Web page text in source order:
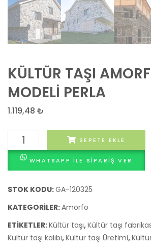
KÜLTÜR TAŞI
MODELİ PERLA
1.119,48 ₺
KÜLTÜR
TAŞI
AMORFO
PERLA
SEPETE EKLE
WHATSAPP ILE SIPARIŞ VER
STOK KODU:GA-120325
KATEGORILER:Amorfo
ETIKETLER:Kültür taşı,Kültür taşı
Kültür taşı kalıbı,Kültür taşı Üretimi,